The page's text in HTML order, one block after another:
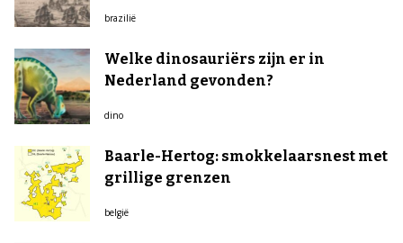
brazilië
Welke dinosauriërs zijn er in
Nederland gevonden?
dino
Baarle-Hertog: smokkelaarsnest met
grillige grenzen
belgië